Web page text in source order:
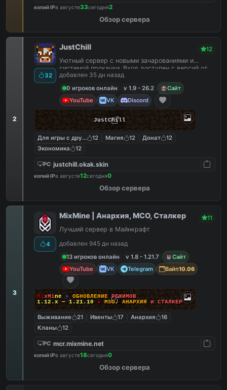
копий IPв августе33сегодня2
Обзор сервера
2
32
JustChill 12
Уютный сервер с новыми зачарованиями и
системой прокачки. Вход доступен с версий от
1.9 до 26.2
добавлен 35 дн назад
0 игроков онлайн
v 1.9 - 26.2
Сайт
YouTube
VK Discord
JustChill
Для игры с другом12 Магия 12 Донат
12
Экономика
12
PC justchill.okak.skin
копий IPв августе12сегодня0
Обзор сервера
3
4
MixMine | Анархия, МСО, Сталкер 11
Лучший сервер в Майнкрафт
добавлен 945 дн назад
13 игроков онлайн
v 1.8 - 1.21.7
Сайт
YouTube
VK Telegram Вайп10.06
MixMine » ОБНОВЛЕНИЕ РЕЖИМОВ
1.12.x — 1.21.10
● MSO, АНАРХИЯ и СТАЛКЕР
Выживание 21 Ивенты 17 Анархия
16
Кланы
12
PC mcr.mixmine.net
копий IPв августе18сегодня0
Обзор сервера